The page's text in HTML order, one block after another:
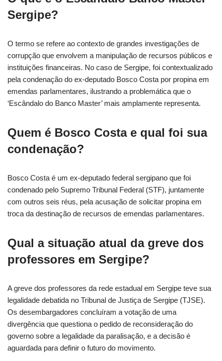
Sergipe?
O termo se refere ao contexto de grandes investigações de
corrupção que envolvem a manipulação de recursos públicos e
instituições financeiras. No caso de Sergipe, foi contextualizado
pela condenação do ex-deputado Bosco Costa por propina em
emendas parlamentares, ilustrando a problemática que o
‘Escândalo do Banco Master’ mais amplamente representa.
Quem é Bosco Costa e qual foi sua
condenação?
Bosco Costa é um ex-deputado federal sergipano que foi
condenado pelo Supremo Tribunal Federal (STF), juntamente
com outros seis réus, pela acusação de solicitar propina em
troca da destinação de recursos de emendas parlamentares.
Qual a situação atual da greve dos
professores em Sergipe?
A greve dos professores da rede estadual em Sergipe teve sua
legalidade debatida no Tribunal de Justiça de Sergipe (TJSE).
Os desembargadores concluíram a votação de uma
divergência que questiona o pedido de reconsideração do
governo sobre a legalidade da paralisação, e a decisão é
aguardada para definir o futuro do movimento.